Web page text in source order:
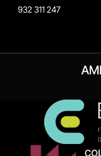
932 311 247